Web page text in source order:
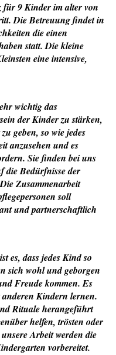
für 9 Kinder im alter von
Die Betreuung findet in
die einen
statt. Die kleine
eine intensive,
wichtig das
der Kinder zu stärken,
geben, so wie jedes
anzusehen und es
Sie finden bei uns
die Bedürfnisse der
Zusammenarbeit
soll
und partnerschaftlich
es, dass jedes Kind so
sich wohl und geborgen
Freude kommen. Es
Kindern lernen.
Rituale herangeführt
helfen, trösten oder
Arbeit werden die
vorbereitet.